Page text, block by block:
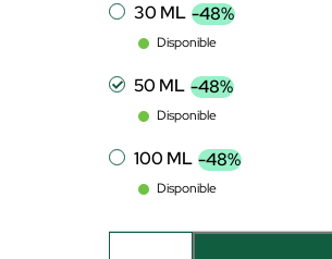
30 ML -48%
Disponible
50 ML -48%
Disponible
100 ML -48%
Disponible